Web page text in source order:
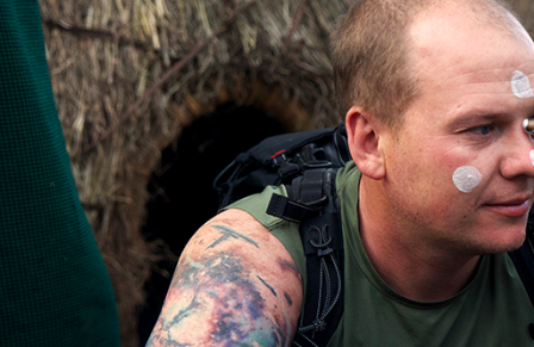
Команда
Дневник
Магазин